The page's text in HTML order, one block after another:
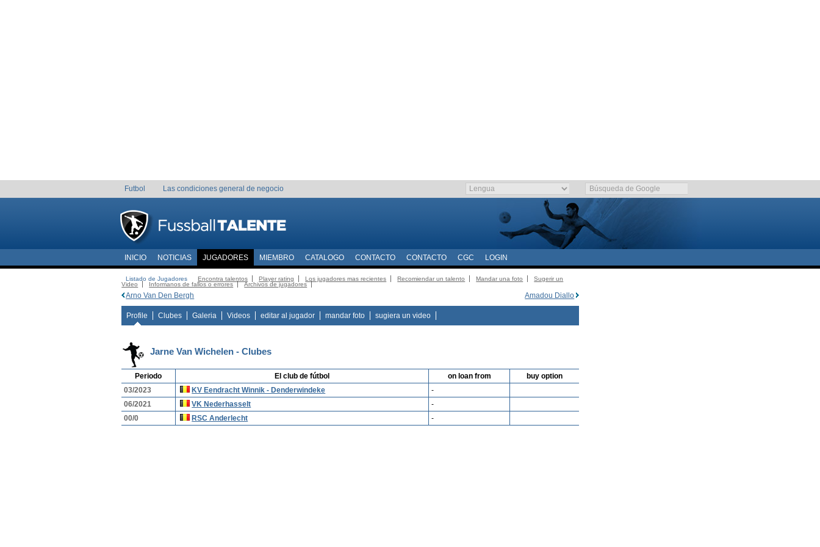
Futbol Las condiciones general de negocio
INICIO NOTICIAS JUGADORES MIEMBRO CATALOGO CONTACTO CONTACTO CGC LOGIN
Listado de Jugadores Encontra talentos Player rating Los jugadores mas recientes Recomiendar un talento Mandar una foto
Sugerir un
Video
Informanos de fallos o errores Archivos de jugadores
Amadou Diallo
Arno Van Den Bergh
Profile Clubes Galeria Videos editar al jugador mandar foto sugiera un video
Jarne Van Wichelen - Clubes
Periodo El club de fútbol on loan from
buy option
03/2023
KV Eendracht Winnik - Denderwindeke
-
06/2021
VK Nederhasselt
-
00/0
RSC Anderlecht -